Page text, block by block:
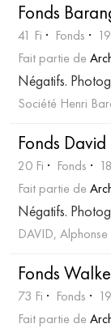
Fonds
41 Fi Fonds
Fait partie de
Négatifs.
Société Henri
Fonds David
20 Fi Fonds
Fait partie de
Négatifs.
DAVID,
Fonds
73 Fi Fonds
Fait partie de